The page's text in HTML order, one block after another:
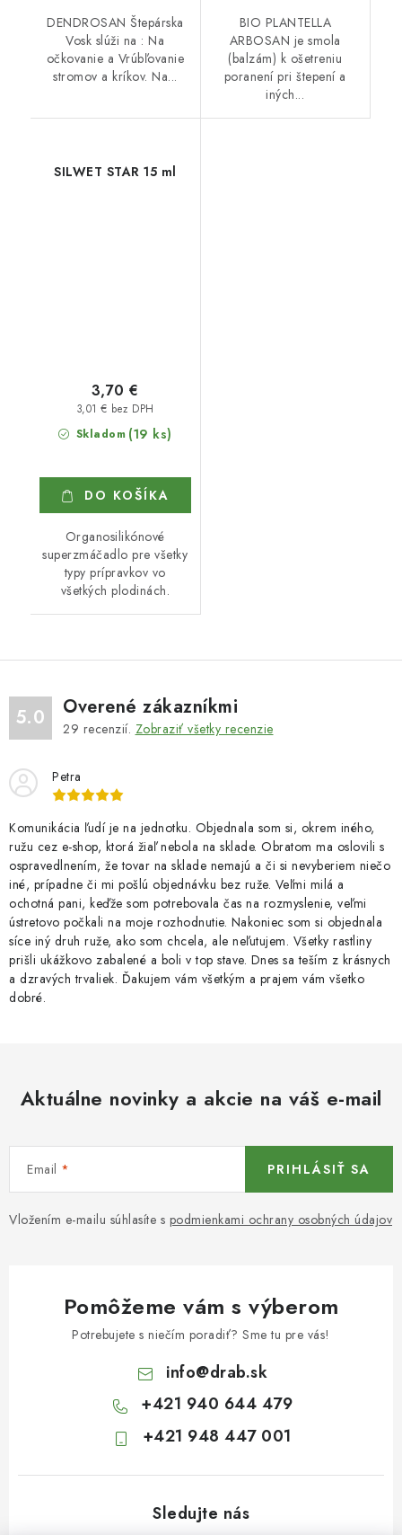
DENDROSAN Štepárska
Vosk slúži na : Na
očkovanie a Vrúbľovanie
stromov a kríkov. Na...
BIO PLANTELLA
ARBOSAN je smola
(balzám) k ošetreniu
poranení pri štepení a
iných...
SILWET STAR 15 ml
Skladom (19 ks)
3,01 € bez DPH
3,70 €
DO KOŠÍKA
Organosilikónové
superzmáčadlo pre všetky
typy prípravkov vo
všetkých plodinách.
5.0 Overené zákazníkmi
29 recenzií. Zobraziť všetky recenzie
Petra
Komunikácia ľudí je na jednotku. Objednala som si, okrem iného,
ružu cez e-shop, ktorá žiaľ nebola na sklade. Obratom ma oslovili s
ospravedlnením, že tovar na sklade nemajú a či si nevyberiem niečo
iné, prípadne či mi pošlú objednávku bez ruže. Veľmi milá a
ochotná pani, keďže som potrebovala čas na rozmyslenie, veľmi
ústretovo počkali na moje rozhodnutie. Nakoniec som si objednala
síce iný druh ruže, ako som chcela, ale neľutujem. Všetky rastliny
prišli ukážkovo zabalené a boli v top stave. Dnes sa teším z krásnych
a dzravých trvaliek. Ďakujem vám všetkým a prajem vám všetko
dobré.
Aktuálne novinky a akcie na váš e-mail
Email
Vložením e-mailu súhlasíte s podmienkami ochrany osobných údajov
PRIHLÁSIŤ SA
Pomôžeme vám s výberom
Potrebujete s niečím poradiť? Sme tu pre vás!
info@drab.sk
+421 940 644 479
+421 948 447 001